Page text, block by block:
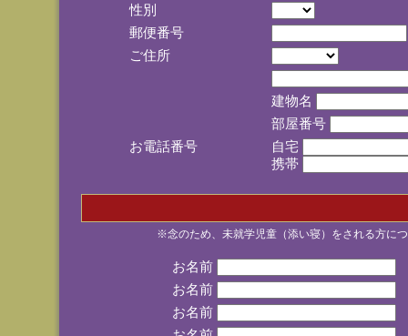
性別
郵便番号
ご住所
建物名
部屋番号
お電話番号
自宅
携帯
※念のため、未就学児童（添い寝）をされる方に
お名前
お名前
お名前